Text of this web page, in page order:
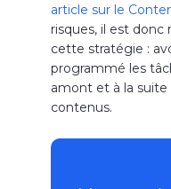
article sur le
risques, il est donc
cette stratégie :
programmé les
amont et à la suite
contenus.